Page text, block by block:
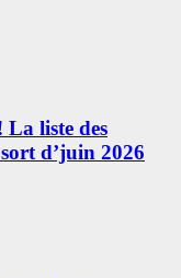
La liste des
d’juin 2026